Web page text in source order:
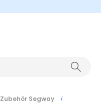
Zubehör Segway